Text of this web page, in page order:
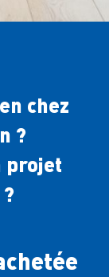
chez
?
projet